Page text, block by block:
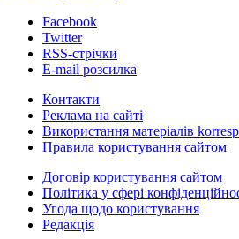
Facebook
Twitter
RSS-стрічки
E-mail розсилка
Контакти
Реклама на сайті
Використання матеріалів
Правила користування сайтом
Договір користування сайтом
Політика у сфері
Угода щодо користування
Редакція